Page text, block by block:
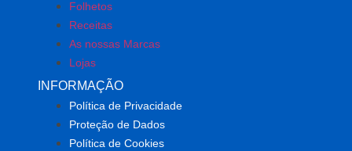
Folhetos
Receitas
As nossas Marcas
Lojas
INFORMAÇÃO
Política de Privacidade
Proteção de Dados
Política de Cookies